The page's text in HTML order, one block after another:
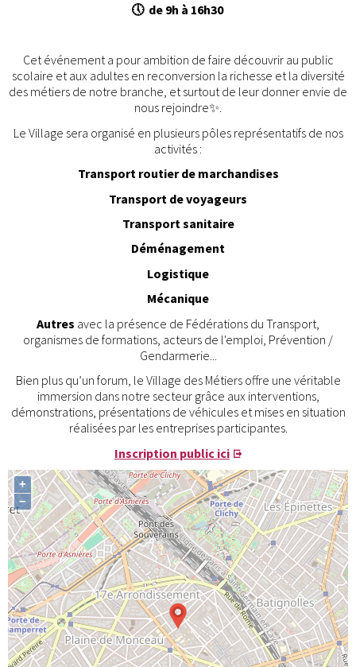
🕔de 9h à 16h30
Cet événement a pour ambition de faire découvrir au public
scolaire et aux adultes en reconversion la richesse et la diversité
des métiers de notre branche, et surtout de leur donner envie de
nous rejoindre✨.
Le Village sera organisé en plusieurs pôles représentatifs de nos
activités :
Transport routier de marchandises
Transport de voyageurs
Transport sanitaire
Déménagement
Logistique
Mécanique
Autres avec la présence de Fédérations du Transport,
organismes de formations, acteurs de l'emploi, Prévention /
Gendarmerie...
Bien plus qu’un forum, le Village des Métiers offre une véritable
immersion dans notre secteur grâce aux interventions,
démonstrations, présentations de véhicules et mises en situation
réalisées par les entreprises participantes.
Inscription public ici
+
−